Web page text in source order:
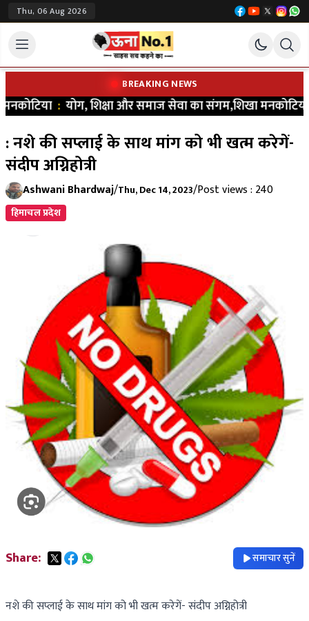
Thu, 06 Aug 2026
BREAKING NEWS
:योग, शिक्षा और समाज सेवा का संगम,शिखा मनकोटिया ने
: नशे की सप्लाई के साथ मांग को भी खत्म करेगें-
संदीप अग्निहोत्री
Ashwani Bhardwaj/Thu, Dec 14, 2023/Post views : 240
हिमाचल प्रदेश
Share: समाचार सुनें
नशे की सप्लाई के साथ मांग को भी खत्म करेगें- संदीप अग्निहोत्री